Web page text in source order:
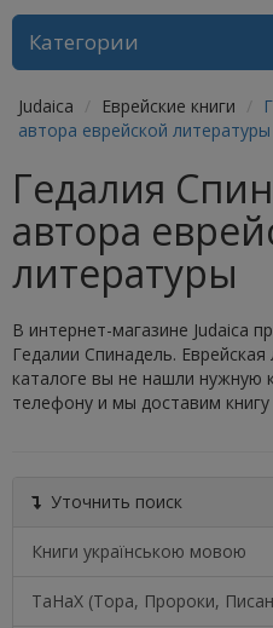
Категории
Judaica Еврейские книги
автора еврейской литературы
Гедалия
автора
литературы
В интернет-магазине Judaica
Гедалии Спинадель.
каталоге вы не нашли нужную
телефону и мы доставим книгу
Уточнить поиск
Книги українською мовою
ТаНаХ (Тора, Пророки,